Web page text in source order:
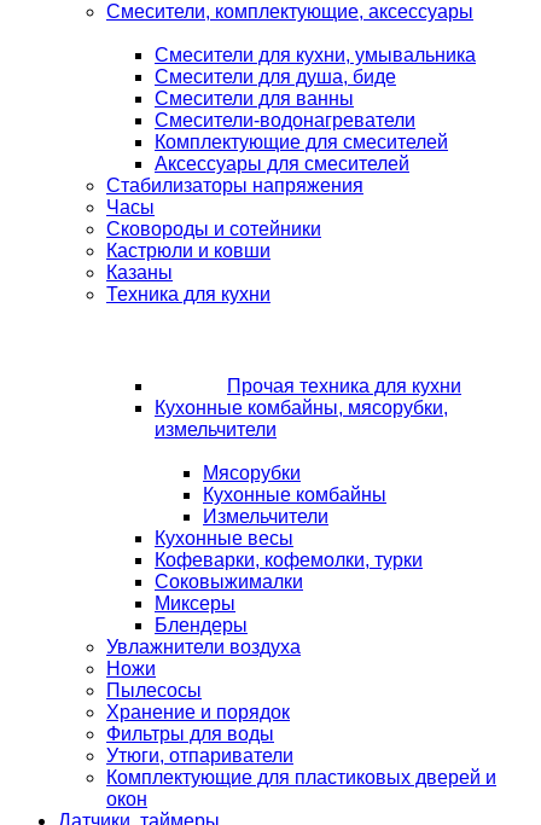
Смесители, комплектующие, аксессуары
Смесители для кухни, умывальника
Смесители для душа, биде
Смесители для ванны
Смесители-водонагреватели
Комплектующие для смесителей
Аксессуары для смесителей
Стабилизаторы напряжения
Часы
Сковороды и сотейники
Кастрюли и ковши
Казаны
Техника для кухни
Прочая техника для кухни
Кухонные комбайны, мясорубки,
измельчители
Мясорубки
Кухонные комбайны
Измельчители
Кухонные весы
Кофеварки, кофемолки, турки
Соковыжималки
Миксеры
Блендеры
Увлажнители воздуха
Ножи
Пылесосы
Хранение и порядок
Фильтры для воды
Утюги, отпариватели
Комплектующие для пластиковых дверей и
окон
Датчики, таймеры